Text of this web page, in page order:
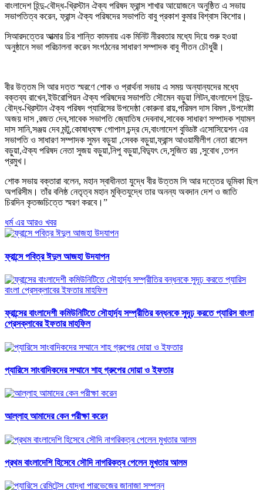
বাংলাদেশ হিন্দু-বৌদ্ধ-খ্রিস্টান ঐক্য পরিষদ ফ্রান্স শাখার আয়োজনে অনুষ্ঠিত এ সভায়
সভাপতিত্ব করেন, ফ্রান্স ঐক্য পরিষদের সভাপতি বাবু প্রকাশ কুমার বিশ্বাস কিশোর।
সিআরদত্তের আত্মার চির শান্তি কামনায় এক মিনিট নীরবতার মধ্যে দিয়ে শুরু হওয়া
অনুষ্ঠানে সভা পরিচালনা করেন সংগঠনের সাধারণ সম্পাদক বাবু গীতন চৌধুরী।
বীর উত্তম সি আর দত্ত স্মরণে শোক ও প্রার্থনা সভায় এ সময় অন্যান্যদের মধ্যে
বক্তব্য রাখেন,ইউরোপিয়ন ঐক্য পরিষদের সভাপতি সৌমেন বড়ুয়া লিটন,বাংলাদেশ হিন্দু-
বৌদ্ধ-খ্রিস্টান ঐক্য পরিষদ প্যারিসের উপদেষ্ঠা কোরুনা রায়,পরিমল দাস বিমল ,উপদেষ্টা
অজয় দাস ,রজত দেব,সাবেক সভাপতি জ্যোতিষ দেবনাথ,সাবেক সাধারণ সম্পাদক শ্যামল
দাস সানি,সঞ্জয় দেব মন্টু,কোষাধ্যক্ষ গোপাল চন্দ্র দে,বাংলাদেশ বুড্ডিষ্ট এসোসিয়েশন এর
সভাপতি ও সাধারণ সম্পাদক সুমন বড়ুয়া ,সেবক বড়ুয়া,ফ্রান্স আওয়ামীলীগ নেতা রাসেল
বড়ুয়া,ঐক্য পরিষদ নেতা সুজয় বড়ুয়া,নিপু বড়ুয়া,বিদ্যুৎ দে,সুজিত রয় ,সুবোধ ,তপন
প্রমুখ।
শোক সভায় বক্তারা বলেন, মহান স্বাধীনতা যুদ্ধে বীর উত্তম সি আর দত্তের ভূমিকা ছিল
অপরিসীম। তাঁর বলিষ্ঠ নেতৃত্ব মহান মুক্তিযুদ্ধে তার অনন্য অবদান দেশ ও জাতি
চিরদিন কৃতজ্ঞচিত্তে স্মরণ করবে।”
ধর্ম এর আরও খবর
ফ্রান্সে পবিত্র ঈদুল আজহা উদযাপন
ফ্রান্সের বাংলাদেশী কমিউনিটিতে সৌহার্দ্য সম্প্রীতির বন্ধনকে সুদূঢ় করতে প্যারিস বাংলা
প্রেসক্লাবের ইফতার মাহফিল
প্যারিসে সাংবাদিকদের সম্মানে শাহ গ্রুপের দোয়া ও ইফতার
আল্লাহ আমাদের কেন পরীক্ষা করেন
প্রথম বাংলাদেশি হিসেবে সৌদি নাগরিকত্ব পেলেন মুখতার আলম